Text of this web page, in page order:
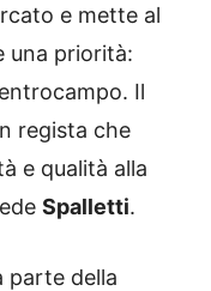
e mette al
una priorità:
Il
regista che
e qualità alla
Spalletti.
parte della